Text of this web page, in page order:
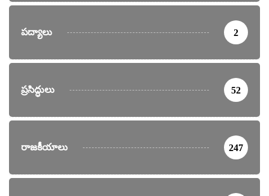
పద్యాలు 2
ప్రసిద్ధులు 52
రాజకీయాలు 247